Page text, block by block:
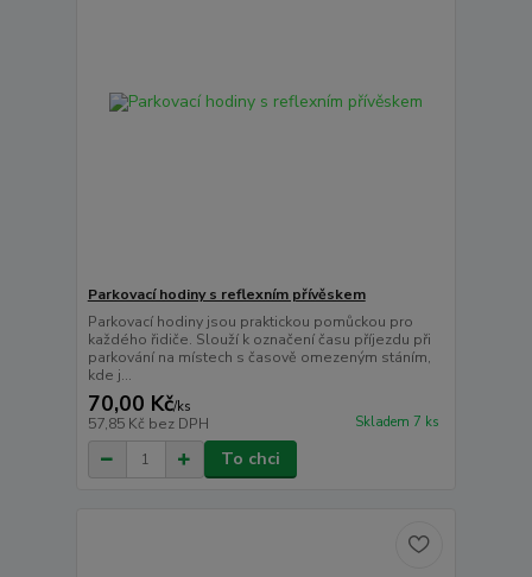
Parkovací hodiny s reflexním přívěskem
Parkovací hodiny jsou praktickou pomůckou pro
každého řidiče. Slouží k označení času příjezdu při
parkování na místech s časově omezeným stáním,
kde j...
70,00 Kč/ks
57,85 Kč bez DPH Skladem 7 ks
To chci